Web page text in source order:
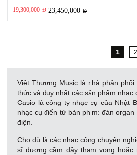
19,300,000 Đ 23,450,000 Đ
1 2
Việt Thương Music là nhà phân
thức và duy nhất các sản phẩm nhạc
Casio là công ty nhạc cụ của Nhật
nhạc cụ điển tử bàn phím: đàn organ
điện.
Cho dù là các nhạc công chuyên
sĩ dương cầm đầy tham vọng